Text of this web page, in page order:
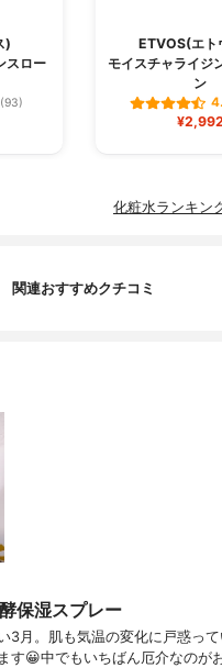
)
スロー
(93)
ETVOS(エト
モイスチャライジ
ン
¥2,992
化粧水ランキン
関連おすすめクチコミ
保湿スプレー
3月。肌も気温の変化に戸惑って
す😀中でもいちばん厄介なのが